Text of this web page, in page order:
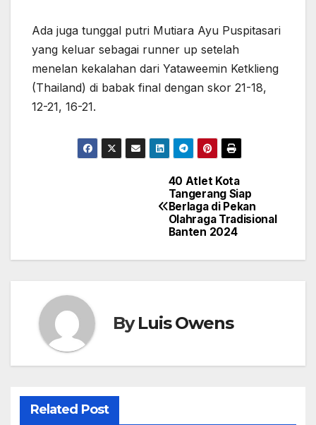
Ada juga tunggal putri Mutiara Ayu Puspitasari
yang keluar sebagai runner up setelah
menelan kekalahan dari Yataweemin Ketklieng
(Thailand) di babak final dengan skor 21-18,
12-21, 16-21.
40 Atlet Kota
Tangerang Siap
Berlaga di Pekan
Olahraga Tradisional
Banten 2024
ByLuis Owens
Related Post